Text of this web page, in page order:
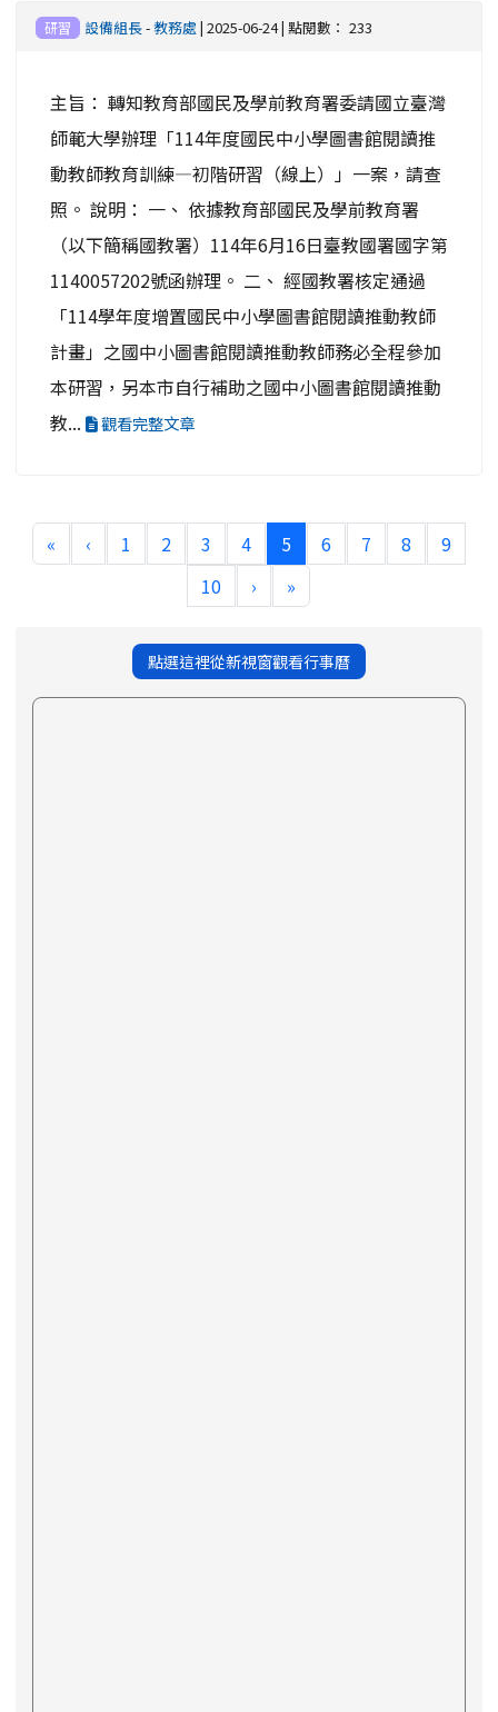
研習 設備組長-教務處 | 2025-06-24 | 點閱數： 233
主旨： 轉知教育部國民及學前教育署委請國立臺灣
師範大學辦理「114年度國民中小學圖書館閱讀推
動教師教育訓練—初階研習（線上）」一案，請查
照。 說明： 一、 依據教育部國民及學前教育署
（以下簡稱國教署）114年6月16日臺教國署國字第
1140057202號函辦理。 二、 經國教署核定通過
「114學年度增置國民中小學圖書館閱讀推動教師
計畫」之國中小圖書館閱讀推動教師務必全程參加
本研習，另本市自行補助之國中小圖書館閱讀推動
教...
觀看完整文章
« ‹ 1 2 3 4 5(current)
6 7 8
9
10
› »
點選這裡從新視窗觀看行事曆